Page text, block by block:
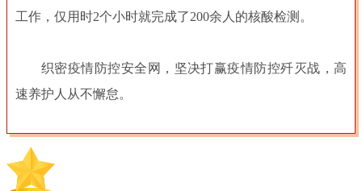
工作，仅用时2个小时就完成了200余人的核酸检测。
织密疫情防控安全网，坚决打赢疫情防控歼灭战，高
速养护人从不懈怠。